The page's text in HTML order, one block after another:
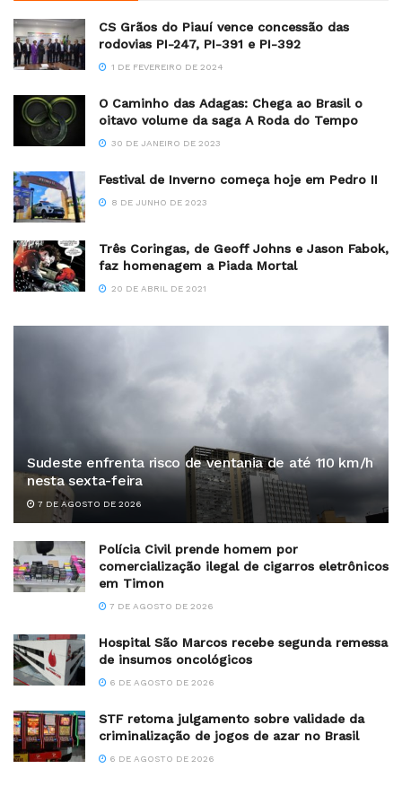
CS Grãos do Piauí vence concessão das
rodovias PI-247, PI-391 e PI-392
1 DE FEVEREIRO DE 2024
O Caminho das Adagas: Chega ao Brasil o
oitavo volume da saga A Roda do Tempo
30 DE JANEIRO DE 2023
Festival de Inverno começa hoje em Pedro II
8 DE JUNHO DE 2023
Três Coringas, de Geoff Johns e Jason Fabok,
faz homenagem a Piada Mortal
20 DE ABRIL DE 2021
Sudeste enfrenta risco de ventania de até 110 km/h
nesta sexta-feira
7 DE AGOSTO DE 2026
Polícia Civil prende homem por
comercialização ilegal de cigarros eletrônicos
em Timon
7 DE AGOSTO DE 2026
Hospital São Marcos recebe segunda remessa
de insumos oncológicos
6 DE AGOSTO DE 2026
STF retoma julgamento sobre validade da
criminalização de jogos de azar no Brasil
6 DE AGOSTO DE 2026